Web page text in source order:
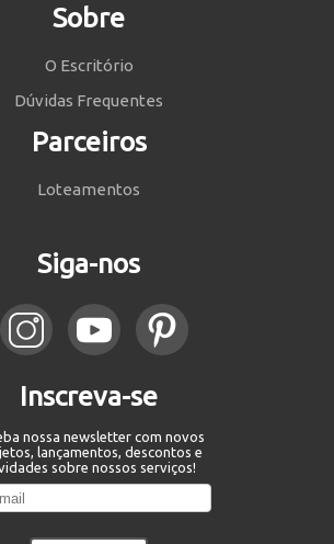
Sobre
O Escritório
Dúvidas Frequentes
Parceiros
Loteamentos
Siga-nos
Inscreva-se
nossa newsletter com novos
lançamentos, descontos e
sobre nossos serviços!